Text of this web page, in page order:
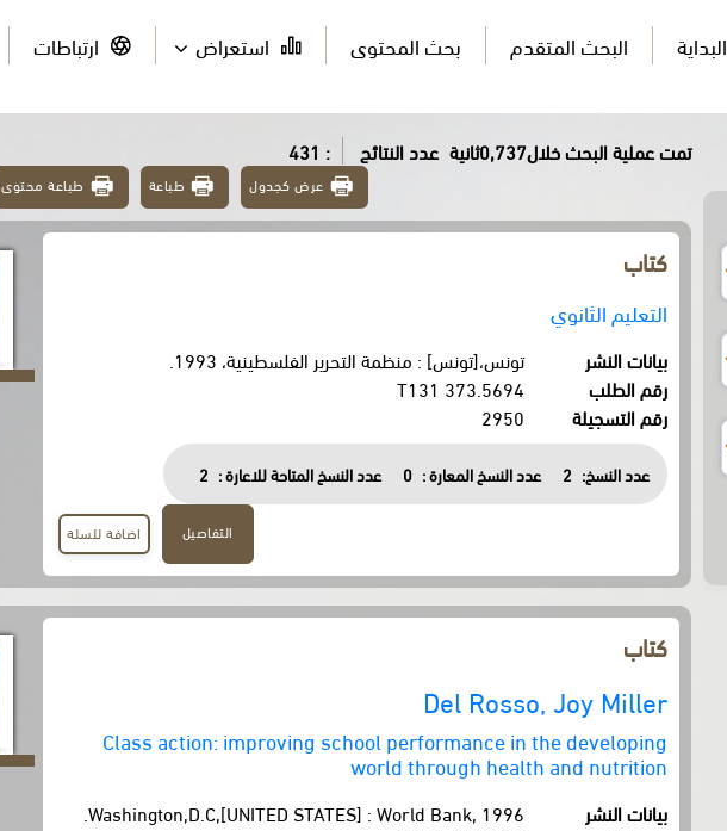
البداية البحث المتقدم بحث المحتوى استعراض ارتباطات
تمت عملية البحث خلال0,737ثانية عدد النتائج : 431
عرض كجدول طباعة طباعة محتوى
كتاب
التعليم الثانوي
بيانات النشر
تونس،[تونس] : منظمة التحرير الفلسطينية، 1993.
رقم الطلب
373.5694 T131
رقم التسجيلة
2950
عدد النسخ: 2 عدد النسخ المعارة : 0 عدد النسخ المتاحة للاعارة : 2
التفاصيل اضافة للسلة
كتاب
Del Rosso, Joy Miller
Class action: improving school performance in the developing
world through health and nutrition
بيانات النشر
Washington,D.C,[UNITED STATES] : World Bank, 1996.